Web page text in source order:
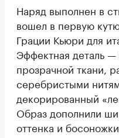
Наряд выполнен в
вошел в первую
Грации Кьюри для
Эффектная деталь —
прозрачной ткани,
серебристыми
декорированный
Образ дополнили
оттенка и